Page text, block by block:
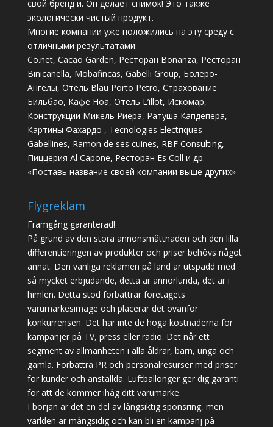
свой бренд и. Он делает снимок! Это также
экологически чистый продукт.
Многие компании уже положились на эту среду с
отличными результатами:
Co.net, Cacao Garden, Ресторан Bonanza, Ресторан
Binicanella, Mobafincas, Gabelli Group, Болеро-
Ангелы, Отель Blau Porto Petro, Страхование
Бильбао, Кафе Ноа, Отель L’illot, Искомар,
Конструкции Микель Риера, Ратуша Капдепера,
Картины Фахардо , Tecnologies Electriques
Gabellines, Ramon de ses cuines, RBF Consulting,
Пиццерия Al Capone, Ресторан Es Coll и др.
«Поставь название своей компании выше других»
Flygreklam
Framgång garanterad!
På grund av den stora annonsmättnaden och den lilla
differentieringen av produkter och priser behövs något
annat. Den vanliga reklamen på land är utspädd med
så mycket erbjudande, detta är annorlunda, det är i
himlen. Detta stöd förbättrar företagets
varumärkesimage och placerar det ovanför
konkurrensen. Det har inte de höga kostnaderna för
kampanjer på TV, press eller radio. Det når ett
segment av allmänheten i alla åldrar, barn, unga och
gamla. Förbättra PR och personalresurser med priser
för kunder och anställda. Luftballonger ger dig garanti
för att de kommer ihåg ditt varumärke.
I början är det en del av långsiktig sponsring, men
världen är mångsidig och kan bli en kampanj på